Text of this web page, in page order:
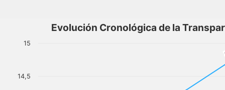
Evolución Cronológica de la
14,5
15